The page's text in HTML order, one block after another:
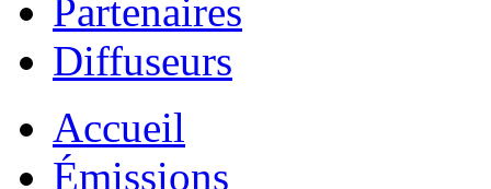
Partenaires
Diffuseurs
Accueil
Émissions